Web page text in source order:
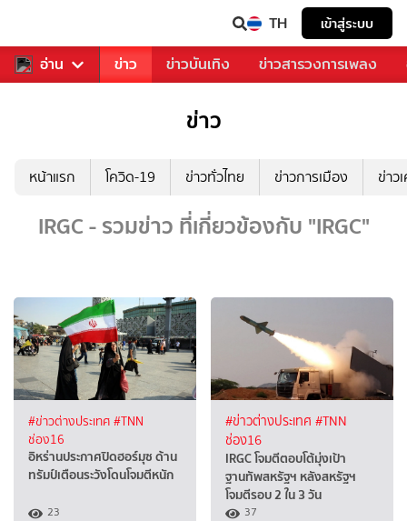
TH เข้าสู่ระบบ
อ่าน
คุณ กีฬา ข่าว ข่าวบันเทิง ข่าวสารวงการเพลง
ข่าว
หน้าแรก โควิด-19 ข่าวทั่วไทย ข่าวการเมือง ข่าว
IRGC - รวมข่าว ที่เกี่ยวข้องกับ "IRGC"
#ข่าวต่างประเทศ #TNN
ช่อง16
อิหร่านประกาศปิดฮอร์มุซ ด้าน
ทรัมป์เตือนระวังโดนโจมตีหนัก
23
#ข่าวต่างประเทศ #TNN
ช่อง16
IRGC โจมตีตอบโต้มุ่งเป้า
ฐานทัพสหรัฐฯ หลังสหรัฐฯ
โจมตีรอบ 2 ใน 3 วัน
37